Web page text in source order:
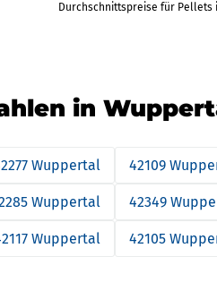
Durchschnittspreise für Pellets
in
Wuppertal 42109
Wuppertal 42349
Wuppertal 42105